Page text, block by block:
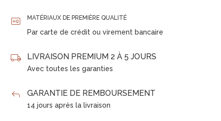
MATÉRIAUX DE PREMIÈRE QUALITÉ
Par carte de crédit ou virement bancaire
LIVRAISON PREMIUM 2 À 5 JOURS
Avec toutes les garanties
GARANTIE DE REMBOURSEMENT
14 jours après la livraison